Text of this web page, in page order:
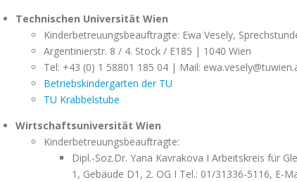
Technischen Universität Wien
Kinderbetreuungsbeauftragte: Ewa Vesely,
Argentinierstr. 8 / 4. Stock / E185 | 1040 Wien
Tel: +43 (0) 1 58801 185 04 | Mail:
Betriebskindergarten der TU
TU Krabbelstube
Wirtschaftsuniversität Wien
Kinderbetreuungsbeauftragte:
Dipl.-Soz.Dr. Yana Kavrakova I Arbeitskreis für
1, Gebäude D1, 2. OG I Tel.: 01/31336-5116, E-